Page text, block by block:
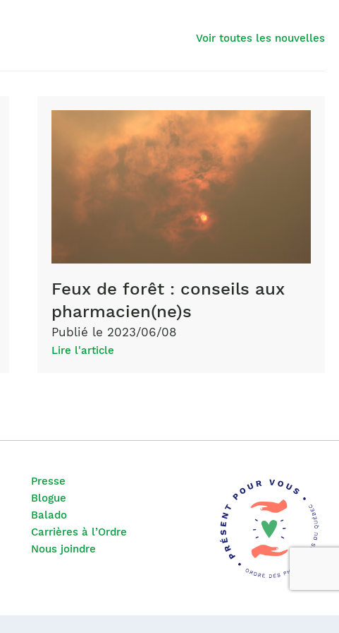
Voir toutes les nouvelles
Feux de forêt : conseils aux
pharmacien(ne)s
Publié le 2023/06/08
Lire l'article
Presse
Blogue
Balado
Carrières à l’Ordre
Nous joindre